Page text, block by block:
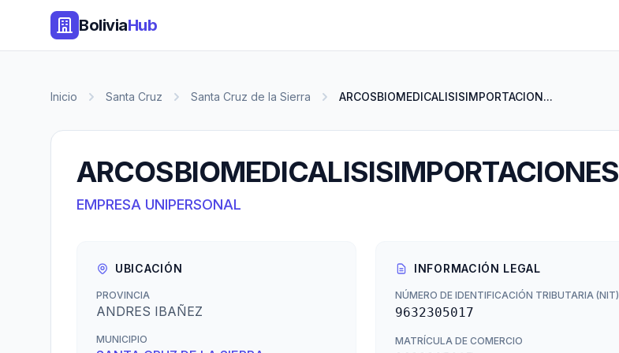
BoliviaHub
Inicio Santa Cruz Santa Cruz de la Sierra ARCOSBIOMEDICALISISIMPORTACION...
ARCOSBIOMEDICALISISIMPORTACIONES
EMPRESA UNIPERSONAL
UBICACIÓN
PROVINCIA
ANDRES IBAÑEZ
MUNICIPIO
INFORMACIÓN LEGAL
NÚMERO DE IDENTIFICACIÓN TRIBUTARIA (NIT)
9632305017
MATRÍCULA DE COMERCIO